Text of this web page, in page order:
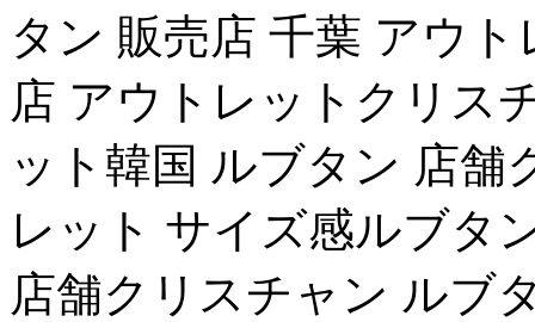
タン 販売店 千葉 アウ
店 アウトレットクリス
ット韓国 ルブタン 店舗
レット サイズ感ルブタ
店舗クリスチャン ルブ